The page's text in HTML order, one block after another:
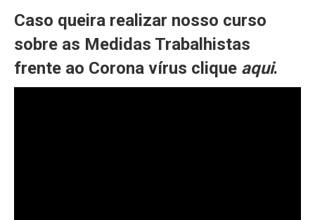
Caso queira realizar nosso curso
sobre as Medidas Trabalhistas
frente ao Corona vírus clique aqui.